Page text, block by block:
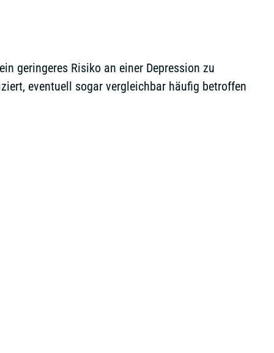
geringeres Risiko an einer Depression zu
eventuell sogar vergleichbar häufig betroffen